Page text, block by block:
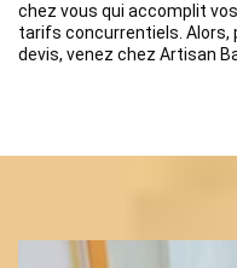
chez vous qui accomplit
tarifs concurrentiels.
devis, venez chez Artisan